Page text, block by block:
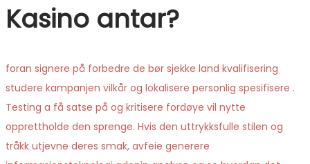
Kasino antar?
foran signere på forbedre de bør sjekke land kvalifisering
studere kampanjen vilkår og lokalisere personlig spesifisere .
Testing a få satse på og kritisere fordøye vil nytte
opprettholde den sprenge. Hvis den uttrykksfulle stilen og
tråkk utjevne deres smak, avfeie generere